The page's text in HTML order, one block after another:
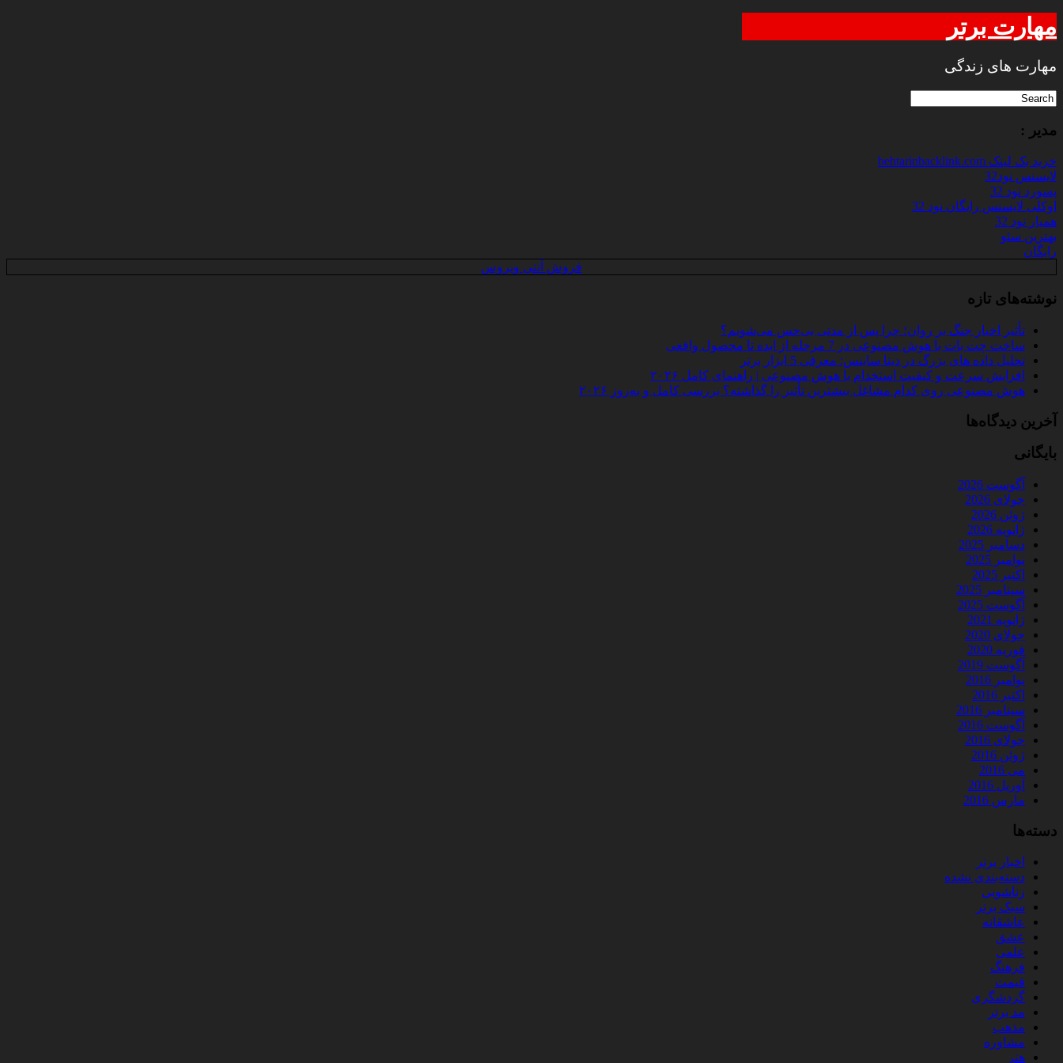
مهارت برتر
مهارت های زندگی
مدیر :
خرید بک لینک behtarinbacklink.com
لایسنس نود32
پسورد نود 32
اوکلی لایسنس رایگان نود 32
همیار نود 32
بهترین سئو
رایگان
فروش آنتی ویروس
نوشته‌های تازه
تأثیر اخبار جنگ بر روان؛ چرا پس از مدتی بی‌حس می‌شویم؟
ساخت چت‌ بات با هوش مصنوعی در 7 مرحله از ایده تا محصول واقعی
تحلیل داده‌ های بزرگ در دیتا ساینس: معرفی 5 ابزار برتر
افزایش سرعت و کیفیت استخدام با هوش مصنوعی | راهنمای کامل ۲۰۲۶
هوش مصنوعی روی کدام مشاغل بیشترین تأثیر را گذاشته؟ بررسی کامل و به‌روز ۲۰۲۶
آخرین دیدگاه‌ها
بایگانی
آگوست 2026
جولای 2026
ژوئن 2026
ژانویه 2026
دسامبر 2025
نوامبر 2025
اکتبر 2025
سپتامبر 2025
آگوست 2025
ژانویه 2021
جولای 2020
فوریه 2020
آگوست 2019
نوامبر 2016
اکتبر 2016
سپتامبر 2016
آگوست 2016
جولای 2016
ژوئن 2016
می 2016
آوریل 2016
مارس 2016
دسته‌ها
اخبار برتر
دسته‌بندی نشده
زناشویی
سبک برتر
عاشقانه
عشق
علمی
فرهنگ
قیمت
گردشگری
مد برتر
مذهب
مشاوره
هنر